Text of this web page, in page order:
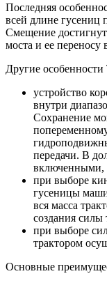
Последняя
всей длине гусениц
Смещение
моста и ее переносу
Другие особенности
устройство
внутри
Сохранение
передачи. В
включенными,
при выборе
гусеницы
вся масса
создания силы
при выборе
трактором
Основные